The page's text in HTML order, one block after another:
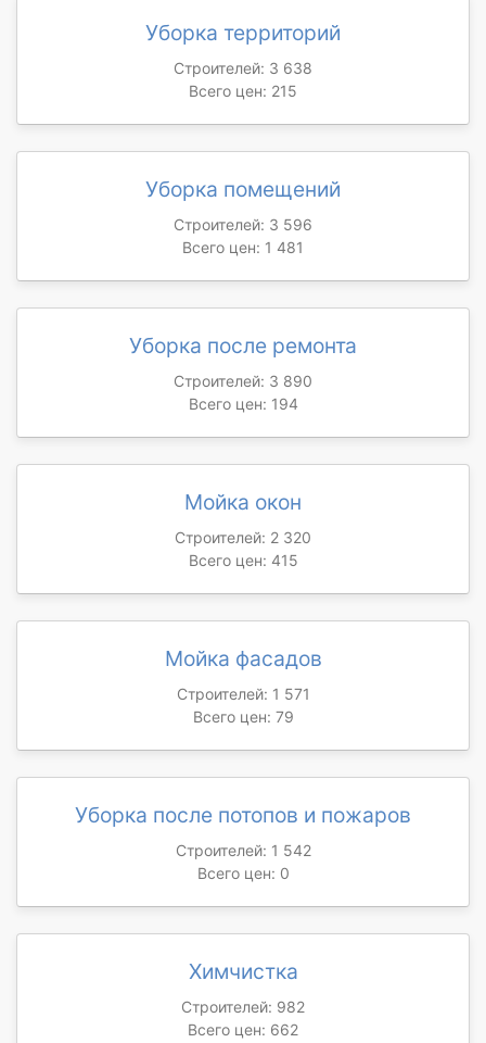
Уборка территорий
Строителей: 3 638
Всего цен: 215
Уборка помещений
Строителей: 3 596
Всего цен: 1 481
Уборка после ремонта
Строителей: 3 890
Всего цен: 194
Мойка окон
Строителей: 2 320
Всего цен: 415
Мойка фасадов
Строителей: 1 571
Всего цен: 79
Уборка после потопов и пожаров
Строителей: 1 542
Всего цен: 0
Химчистка
Строителей: 982
Всего цен: 662